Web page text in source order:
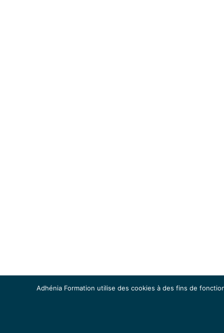
Adhénia Formation utilise des cookies à des fins de